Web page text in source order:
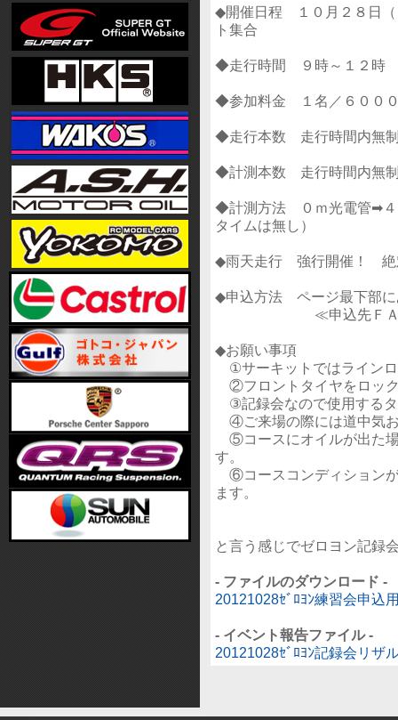
◆開催日程 １０月２８日
ト集合
◆走行時間 ９時～１２時
◆参加料金 １名／６００
◆走行本数 走行時間内無
◆計測本数 走行時間内無
◆計測方法 ０ｍ光電管➡４
タイムは無し）
◆雨天走行 強行開催！ 絶
◆申込方法 ページ最下部に
≪申込先ＦＡＸ ０
◆お願い事項
①サーキットではラインロ
②フロントタイヤをロッ
③記録会なので使用する
④ご来場の際には道中気
⑤コースにオイルが出た
す。
⑥コースコンディション
ます。
と言う感じでゼロヨン記録
- ファイルのダウンロード -
20121028ｾﾞﾛﾖﾝ練習会申込
- イベント報告ファイル -
20121028ｾﾞﾛﾖﾝ記録会リザ